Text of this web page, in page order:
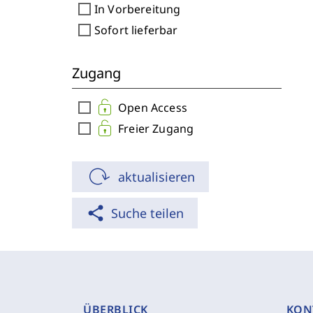
check_box_outline_blank In Vorbereitung
check_box_outline_blank Sofort lieferbar
Zugang
check_box_outline_blank Open Access
check_box_outline_blank Freier Zugang
aktualisieren
share Suche teilen
ÜBERBLICK